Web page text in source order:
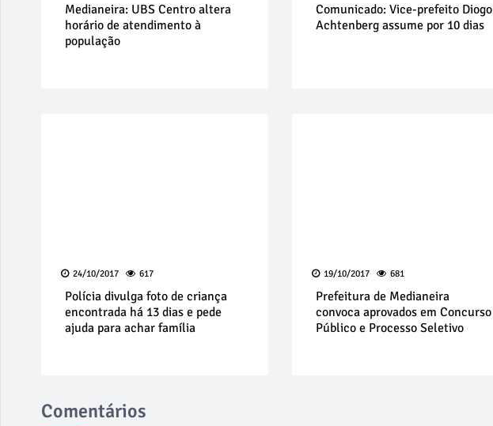
Medianeira: UBS Centro altera
horário de atendimento à
população
Comunicado: Vice-prefeito Diogo
Achtenberg assume por 10 dias
24/10/2017 617
Polícia divulga foto de criança
encontrada há 13 dias e pede
ajuda para achar família
19/10/2017 681
Prefeitura de Medianeira
convoca aprovados em Concurso
Público e Processo Seletivo
Comentários